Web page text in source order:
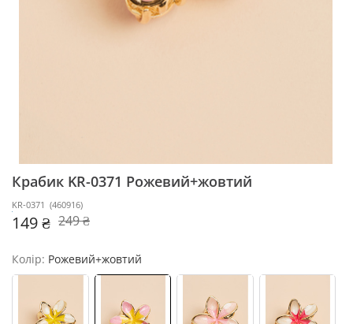
Крабик KR-0371 Рожевий+жовтий
KR-0371 (460916)
149 ₴ 249 ₴
Колір: Рожевий+жовтий